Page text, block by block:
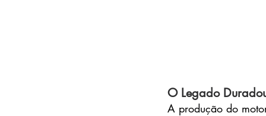
O Legado
A produção do